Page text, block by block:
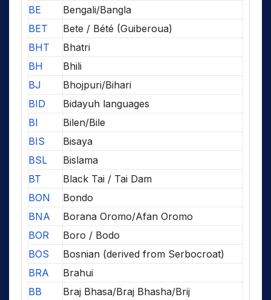
BE
Bengali/Bangla
BET
Bete / Bété (Guiberoua)
BHT
Bhatri
BH
Bhili
BJ
Bhojpuri/Bihari
BID
Bidayuh languages
BI
Bilen/Bile
BIS
Bisaya
BSL
Bislama
BT
Black Tai / Tai Dam
BON
Bondo
BNA
Borana Oromo/Afan Oromo
BOR
Boro / Bodo
BOS
Bosnian (derived from Serbocroat)
BRA
Brahui
BB
Braj Bhasa/Braj Bhasha/Brij